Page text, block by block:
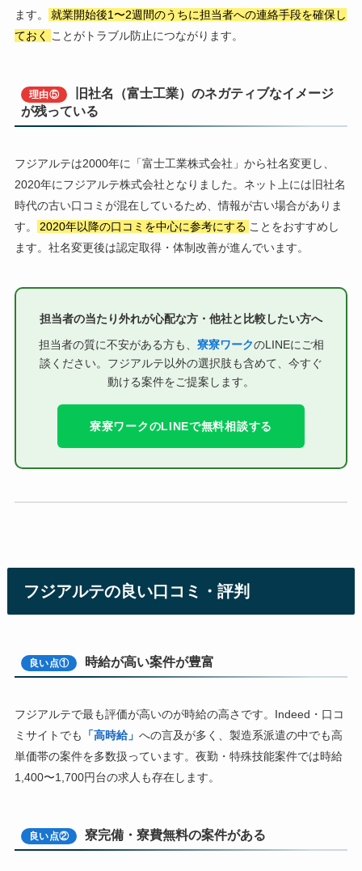
ます。
就業開始後1〜2週間のうちに担当者への連絡手段を確保し
ておく ことがトラブル防止につながります。
理由⑤
旧社名（富士工業）のネガティブなイメージ
が残っている
フジアルテは2000年に「富士工業株式会社」から社名変更し、
2020年にフジアルテ株式会社となりました。ネット上には旧社名
時代の古い口コミが混在しているため、情報が古い場合がありま
す。
2020年以降の口コミを中心に参考にする ことをおすすめし
ます。社名変更後は認定取得・体制改善が進んでいます。
担当者の当たり外れが心配な方・他社と比較したい方へ
担当者の質に不安がある方も、 寮寮ワークのLINEにご相
談ください。フジアルテ以外の選択肢も含めて、今すぐ
動ける案件をご提案します。
寮寮ワークのLINEで無料相談する
フジアルテの良い口コミ・評判
良い点① 時給が高い案件が豊富
フジアルテで最も評価が高いのが時給の高さです。Indeed・口コ
ミサイトでも
「高時給」 への言及が多く、製造系派遣の中でも高
単価帯の案件を多数扱っています。夜勤・特殊技能案件では時給
1,400〜1,700円台の求人も存在します。
良い点② 寮完備・寮費無料の案件がある